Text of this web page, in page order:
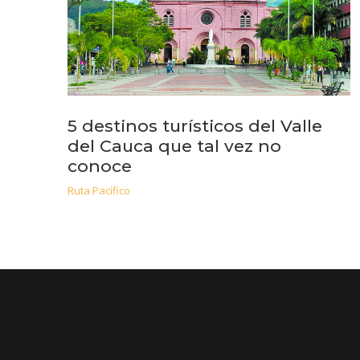
5 destinos turísticos del Valle
del Cauca que tal vez no
conoce
Ruta Pacífico